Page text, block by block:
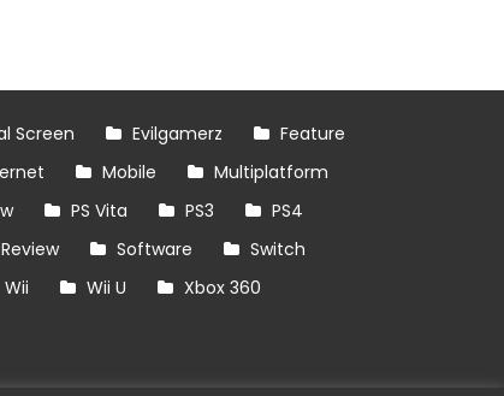
Screen Evilgamerz
Feature
Mobile
Multiplatform
PS Vita PS3
PS4
Review Software
Switch
Wii Wii U
Xbox 360